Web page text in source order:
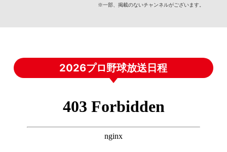
2026プロ野球放送日程